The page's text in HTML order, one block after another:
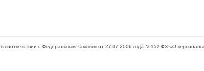
, в соответствии с Федеральным законом от 27.07.2006 года №152-ФЗ «О